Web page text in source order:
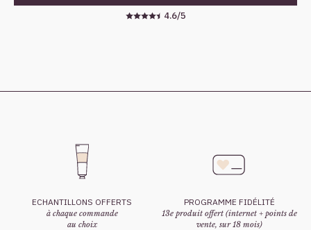
4.6/5
ECHANTILLONS OFFERTS
à chaque commande
au choix
PROGRAMME FIDÉLITÉ
13e produit offert (internet + points de
vente, sur 18 mois)